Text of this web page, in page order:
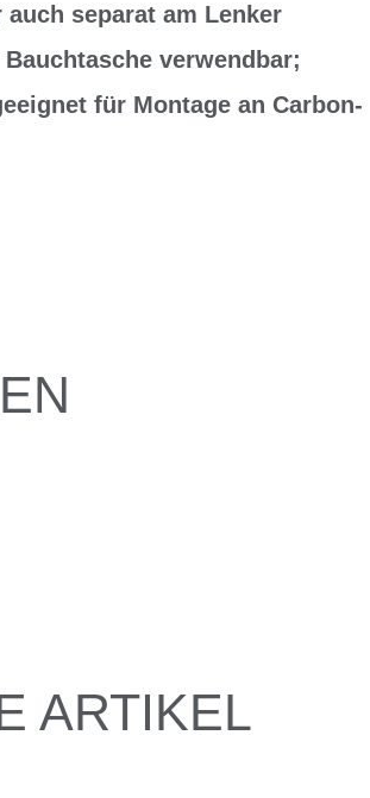
separat am Lenker
verwendbar;
für Montage an Carbon-
ARTIKEL